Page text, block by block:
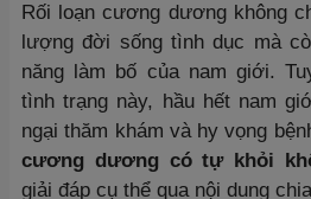
Rối loạn cương dương không
lượng đời sống tình dục mà
năng làm bố của nam giới.
tình trạng này, hầu hết nam
ngại thăm khám và hy vọng
cương dương có tự khỏi
giải đáp cụ thể qua nội dung